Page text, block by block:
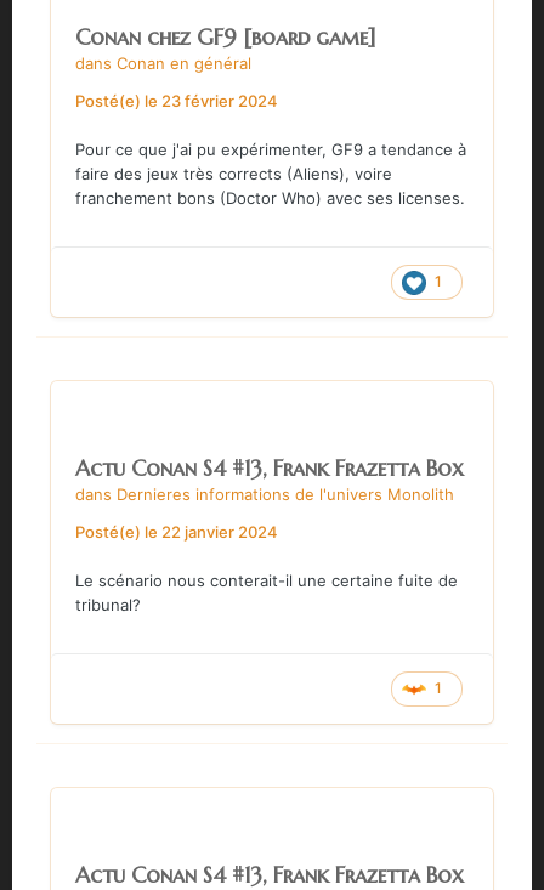
Conan chez GF9 [board game]
dans Conan en général
Posté(e) le 23 février 2024
Pour ce que j'ai pu expérimenter, GF9 a tendance à
faire des jeux très corrects (Aliens), voire
franchement bons (Doctor Who) avec ses licenses.
1
Actu Conan S4 #13, Frank Frazetta Box
dans Dernieres informations de l'univers Monolith
Posté(e) le 22 janvier 2024
Le scénario nous conterait-il une certaine fuite de
tribunal?
1
Actu Conan S4 #13, Frank Frazetta Box